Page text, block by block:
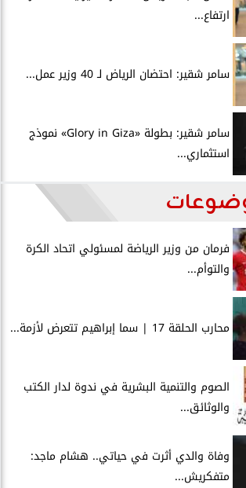
ارتفاع...
سامر شقير: احتضان الرياض لـ 40 وزير عمل...
سامر شقير: بطولة «Glory in Giza» نموذج
استثماري...
فرمان من وزير الرياضة لمسئولي اتحاد الكرة
والتوأم...
محارب الحلقة 17 | سما إبراهيم تتعرض لأزمة...
الصوم والتنمية البشرية في ندوة لدار الكتب
والوثائق...
وفاة والدي أثرت في حياتي.. هشام ماجد:
متفكريش...